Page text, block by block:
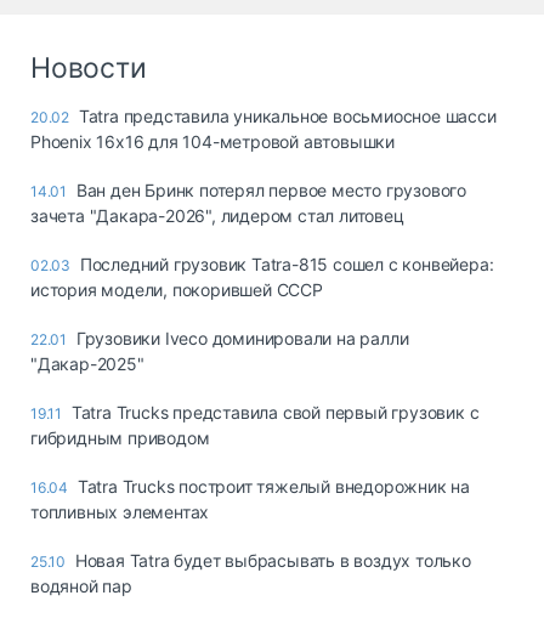
Новости
20.02 Tatra представила уникальное восьмиосное шасси
Phoenix 16x16 для 104-метровой автовышки
14.01
Ван ден Бринк потерял первое место грузового
зачета "Дакара-2026", лидером стал литовец
02.03
Последний грузовик Tatra-815 сошел с конвейера:
история модели, покорившей СССР
22.01
Грузовики Iveco доминировали на ралли
"Дакар-2025"
19.11
Tatra Trucks представила свой первый грузовик с
гибридным приводом
16.04 Tatra Trucks построит тяжелый внедорожник на
топливных элементах
25.10
Новая Tatra будет выбрасывать в воздух только
водяной пар